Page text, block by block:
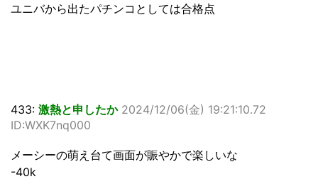
ユニバから出たパチンコとしては合格点
433: 激熱と申したか 2024/12/06(金) 19:21:10.72
ID:WXK7nq000
メーシーの萌え台て画面が賑やかで楽しいな
-40k